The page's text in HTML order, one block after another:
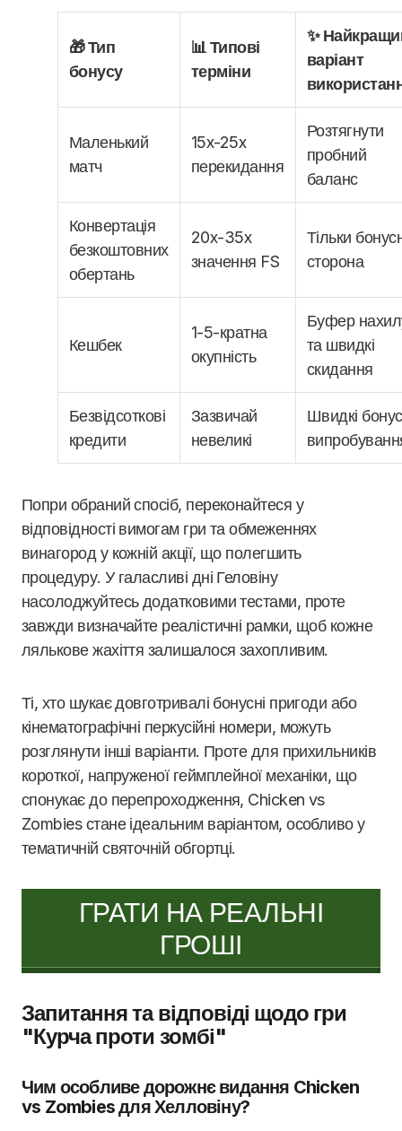
🎁 Тип
бонусу
📊 Типові
терміни
✨
варіант
Маленький
матч
15x-25x
перекидання
Розтягнути
пробний
баланс
Конвертація
безкоштовних
обертань
20x-35x
значення FS
Тільки
сторона
Кешбек
1-5-кратна
окупність
Буфер
та швидкі
скидання
Безвідсоткові
кредити
Зазвичай
невеликі
Швидкі
Попри обраний спосіб, переконайтеся у
відповідності вимогам гри та обмеженнях
винагород у кожній акції, що полегшить
процедуру. У галасливі дні Геловіну
насолоджуйтесь додатковими тестами, проте
завжди визначайте реалістичні рамки, щоб кожне
лялькове жахіття залишалося захопливим.
Ті, хто шукає довготривалі бонусні пригоди або
кінематографічні перкусійні номери, можуть
розглянути інші варіанти. Проте для прихильників
короткої, напруженої геймплейної механіки, що
спонукає до перепроходження, Chicken vs
Zombies стане ідеальним варіантом, особливо у
тематичній святочній обгортці.
ГРАТИ НА РЕАЛЬНІ
ГРОШІ
Запитання та відповіді щодо гри
"Курча проти зомбі"
Чим особливе дорожнє видання Chicken
vs Zombies для Хелловіну?